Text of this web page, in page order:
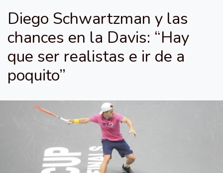
Diego Schwartzman y las
chances en la Davis: “Hay
que ser realistas e ir de a
poquito”